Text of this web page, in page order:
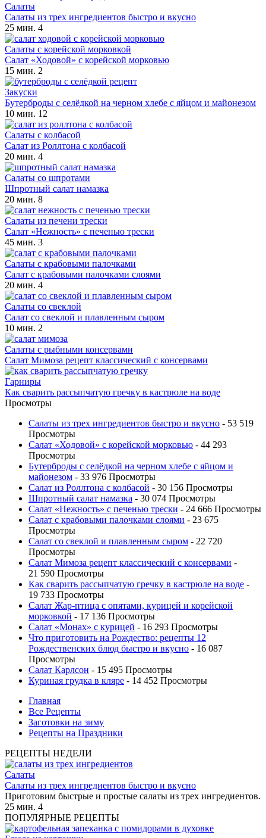
Салаты
Салаты из трех ингредиентов быстро и вкусно
25 мин. 4
Салаты с корейской морковкой
Салат «Ходовой» с корейской морковью
15 мин. 2
Закуски
Бутерброды с селёдкой на черном хлебе с яйцом и майонезом
10 мин. 12
Салаты с колбасой
Салат из Роллтона с колбасой
20 мин. 4
Салаты со шпротами
Шпротный салат намазка
20 мин. 8
Салаты из печени трески
Салат «Нежность» с печенью трески
45 мин. 3
Салаты с крабовыми палочками
Салат с крабовыми палочками слоями
20 мин. 4
Салаты со свеклой
Салат со свеклой и плавленным сыром
10 мин. 2
Салаты с рыбными консервами
Салат Мимоза рецепт классический с консервами
Гарниры
Как сварить рассыпчатую гречку в кастрюле на воде
Просмотры
Салаты из трех ингредиентов быстро и вкусно - 53 519
Просмотры
Салат «Ходовой» с корейской морковью - 44 293
Просмотры
Бутерброды с селёдкой на черном хлебе с яйцом и
майонезом - 33 976 Просмотры
Салат из Роллтона с колбасой - 30 156 Просмотры
Шпротный салат намазка - 30 074 Просмотры
Салат «Нежность» с печенью трески - 24 666 Просмотры
Салат с крабовыми палочками слоями - 23 675
Просмотры
Салат со свеклой и плавленным сыром - 22 720
Просмотры
Салат Мимоза рецепт классический с консервами -
21 590 Просмотры
Как сварить рассыпчатую гречку в кастрюле на воде -
19 733 Просмотры
Салат Жар-птица с опятами, курицей и корейской
морковкой - 17 136 Просмотры
Салат «Монах» с курицей - 16 293 Просмотры
Что приготовить на Рождество: рецепты 12
Рождественских блюд быстро и вкусно - 16 087
Просмотры
Салат Карлсон - 15 495 Просмотры
Куриная грудка в кляре - 14 452 Просмотры
Главная
Все Рецепты
Заготовки на зиму
Рецепты на Праздники
РЕЦЕПТЫ НЕДЕЛИ
Салаты
Салаты из трех ингредиентов быстро и вкусно
Приготовим быстрые и простые салаты из трех ингредиентов.
25 мин. 4
ПОПУЛЯРНЫЕ РЕЦЕПТЫ